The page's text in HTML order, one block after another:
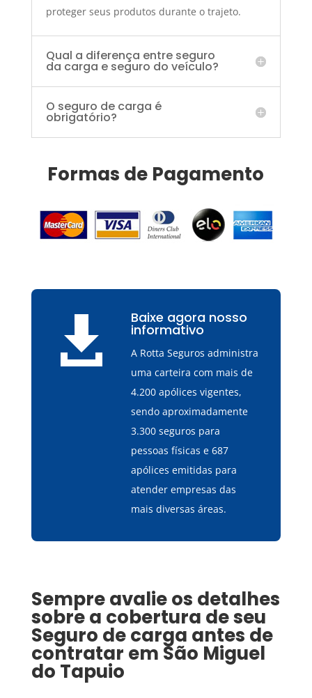
proteger seus produtos durante o trajeto.
Qual a diferença entre seguro
da carga e seguro do veículo?
O seguro de carga é
obrigatório?
Formas de Pagamento
 Baixe agora nosso
informativo
A Rotta Seguros administra
uma carteira com mais de
4.200 apólices vigentes,
sendo aproximadamente
3.300 seguros para
pessoas físicas e 687
apólices emitidas para
atender empresas das
mais diversas áreas.
Sempre avalie os detalhes
sobre a cobertura de seu
Seguro de carga antes de
contratar em São Miguel
do Tapuio